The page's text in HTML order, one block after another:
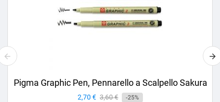
Pigma Graphic Pen, Pennarello a Scalpello Sakura
Prezzo
2,70 € Prezzo
3,60 € -25%